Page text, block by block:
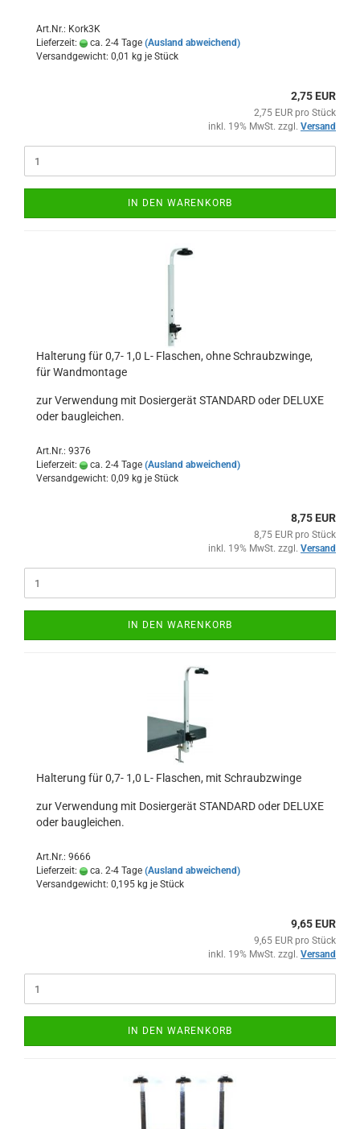
Art.Nr.: Kork3K
Lieferzeit:
ca. 2-4 Tage (Ausland abweichend)
Versandgewicht: 0,01 kg je Stück
2,75 EUR
2,75 EUR pro Stück
inkl. 19% MwSt. zzgl. Versand
IN DEN WARENKORB
Halterung für 0,7- 1,0 L- Flaschen, ohne Schraubzwinge,
für Wandmontage
zur Verwendung mit Dosiergerät STANDARD oder DELUXE
oder baugleichen.
Art.Nr.: 9376
Lieferzeit:
ca. 2-4 Tage (Ausland abweichend)
Versandgewicht: 0,09 kg je Stück
8,75 EUR
8,75 EUR pro Stück
inkl. 19% MwSt. zzgl. Versand
IN DEN WARENKORB
Halterung für 0,7- 1,0 L- Flaschen, mit Schraubzwinge
zur Verwendung mit Dosiergerät STANDARD oder DELUXE
oder baugleichen.
Art.Nr.: 9666
Lieferzeit:
ca. 2-4 Tage (Ausland abweichend)
Versandgewicht: 0,195 kg je Stück
9,65 EUR
9,65 EUR pro Stück
inkl. 19% MwSt. zzgl. Versand
IN DEN WARENKORB